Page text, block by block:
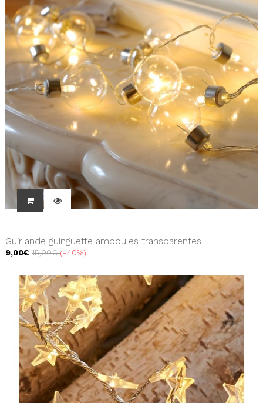
Guirlande guinguette ampoules transparentes
9,00€ 15,00€ -40%